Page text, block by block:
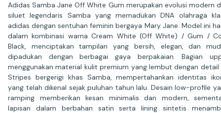
Adidas Samba Jane Off White Gum merupakan evolusi modern
siluet legendaris Samba yang memadukan DNA olahraga
adidas dengan sentuhan feminin bergaya Mary Jane. Model ini
dalam kombinasi warna Cream White (Off White) / Gum /
Black, menciptakan tampilan yang bersih, elegan, dan
dipadukan dengan berbagai gaya berpakaian. Bagian
menggunakan material kulit premium yang lembut dengan
Stripes bergerigi khas Samba, mempertahankan identitas
yang telah dikenal sejak puluhan tahun lalu. Desain low-profile
ramping memberikan kesan minimalis dan modern,
lapisan dalam berbahan satin serta lining sintetis